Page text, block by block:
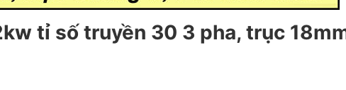
tỉ số truyền 30 3 pha, trục 18